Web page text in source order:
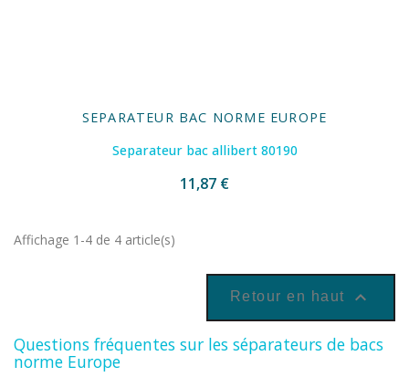
SEPARATEUR BAC NORME EUROPE
Separateur bac allibert 80190
11,87 €
Affichage 1-4 de 4 article(s)
Retour en haut 
Questions fréquentes sur les séparateurs de bacs
norme Europe